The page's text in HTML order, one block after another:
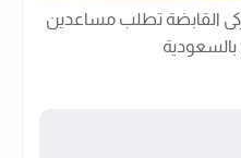
القابضة تطلب مساعدين